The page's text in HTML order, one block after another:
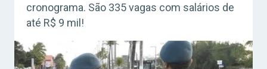
cronograma. São 335 vagas com salários de
até R$ 9 mil!